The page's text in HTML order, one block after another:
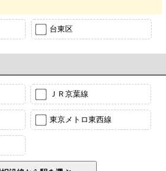
台東区
ＪＲ京葉線
東京メトロ東西線